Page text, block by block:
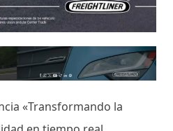
«Transformando la